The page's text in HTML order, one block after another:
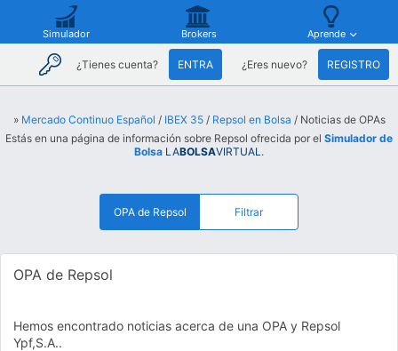
Simulador Brokers Aprende
¿Tienes cuenta? ENTRA ¿Eres nuevo? REGISTRO
» Mercado Continuo Español / IBEX 35/ Repsol en Bolsa / Noticias de OPAs
Estás en una página de información sobre Repsol ofrecida por el Simulador de
Bolsa LABOLSAVIRTUAL.
OPA de Repsol Filtrar
OPA de Repsol
Hemos encontrado noticias acerca de una OPA y Repsol
Ypf,S.A..